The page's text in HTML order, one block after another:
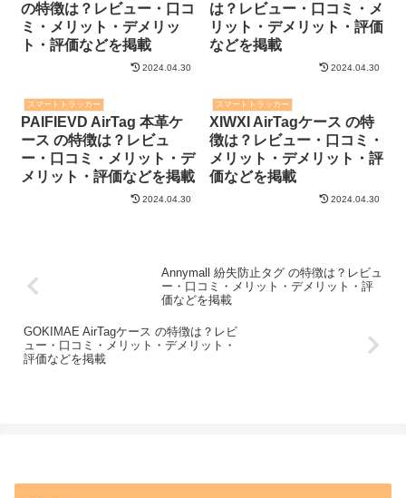
の特徴は？レビュー・口コ
ミ・メリット・デメリッ
ト・評価などを掲載
2024.04.30
は？レビュー・口コミ・メ
リット・デメリット・評価
などを掲載
2024.04.30
スマートトラッカー
PAIFIEVD AirTag 本革ケ
ース の特徴は？レビュ
ー・口コミ・メリット・デ
メリット・評価などを掲載
2024.04.30
スマートトラッカー
XIWXI AirTagケース の特
徴は？レビュー・口コミ・
メリット・デメリット・評
価などを掲載
2024.04.30
Annymall 紛失防止タグ の特徴は？レビュ
ー・口コミ・メリット・デメリット・評
価などを掲載
GOKIMAE AirTagケース の特徴は？レビ
ュー・口コミ・メリット・デメリット・
評価などを掲載